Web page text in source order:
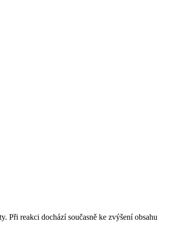
Při reakci dochází současně ke zvýšení obsahu